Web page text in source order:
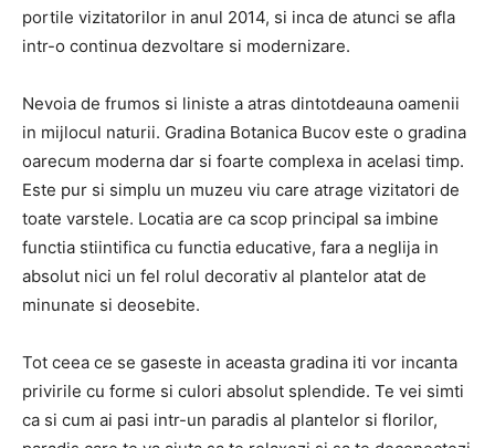
portile vizitatorilor in anul 2014, si inca de atunci se afla
intr-o continua dezvoltare si modernizare.
Nevoia de frumos si liniste a atras dintotdeauna oamenii
in mijlocul naturii. Gradina Botanica Bucov este o gradina
oarecum moderna dar si foarte complexa in acelasi timp.
Este pur si simplu un muzeu viu care atrage vizitatori de
toate varstele. Locatia are ca scop principal sa imbine
functia stiintifica cu functia educative, fara a neglija in
absolut nici un fel rolul decorativ al plantelor atat de
minunate si deosebite.
Tot ceea ce se gaseste in aceasta gradina iti vor incanta
privirile cu forme si culori absolut splendide. Te vei simti
ca si cum ai pasi intr-un paradis al plantelor si florilor,